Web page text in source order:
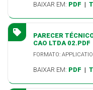
BAIXAR EM: PDF |
PARECER
CAO LTDA 02.PDF
FORMATO:
BAIXAR EM: PDF |